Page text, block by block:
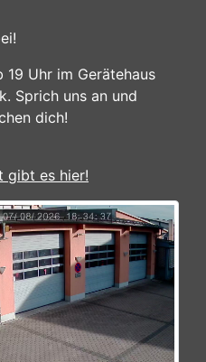
Uhr im Gerätehaus
Sprich uns an und
dich!
gibt es hier!